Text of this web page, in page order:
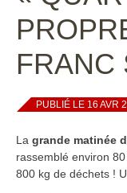
FRANC
PUBLIÉ LE 16 AVR
La grande matinée
rassemblé environ
800 kg de déchets !